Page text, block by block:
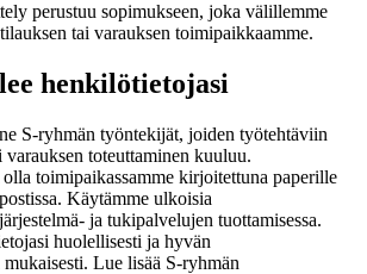
perustuu sopimukseen, joka välillemme
tai varauksen toimipaikkaamme.
henkilötietojasi
S-ryhmän työntekijät, joiden työtehtäviin
varauksen toteuttaminen kuuluu.
toimipaikassamme kirjoitettuna paperille
Käytämme ulkoisia
ja tukipalvelujen tuottamisessa.
huolellisesti ja hyvän
Lue lisää S-ryhmän